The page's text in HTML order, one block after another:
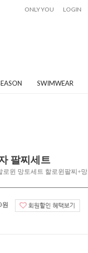
ONLY YOU LOGIN
SWIMWEAR
팔찌세트
로윈 망토세트 할로윈팔찌+
원